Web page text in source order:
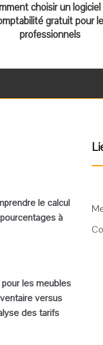
choisir un
gratuit pour
professionnels
le calcul
à
les meubles
versus
des tarifs